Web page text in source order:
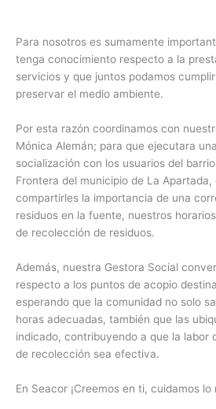
Para nosotros es sumamente
tenga conocimiento respecto a la
servicios y que juntos podamos
preservar el medio ambiente.
Por esta razón coordinamos con
Mónica Alemán; para que ejecutara
socialización con los usuarios del
Frontera del municipio de La Apartada,
compartirles la importancia de una
residuos en la fuente, nuestros
de recolección de residuos.
Además, nuestra Gestora Social
respecto a los puntos de acopio
esperando que la comunidad no solo
horas adecuadas, también que las
indicado, contribuyendo a que la labor
de recolección sea efectiva.
En Seacor ¡Creemos en ti, cuidamos lo